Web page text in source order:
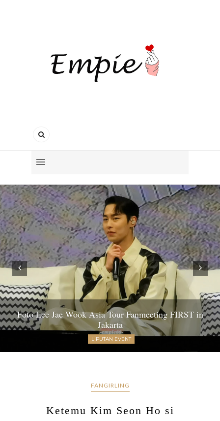
Foto Lee Jae Wook Asia Tour Fanmeeting FIRST in
Jakarta
LIPUTAN EVENT
FANGIRLING
Ketemu Kim Seon Ho si